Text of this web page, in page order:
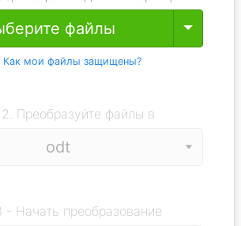
файлы Toggle
Как мои файлы защищены?
Преобразуйте файлы в
- Начать преобразование